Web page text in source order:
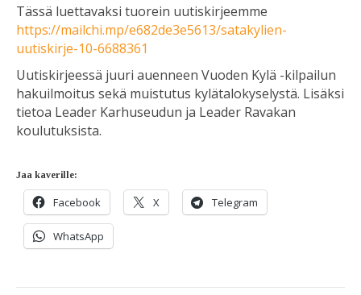
Tässä luettavaksi tuorein uutiskirjeemme
https://mailchi.mp/e682de3e5613/satakylien-
uutiskirje-10-6688361
Uutiskirjeessä juuri auenneen Vuoden Kylä -kilpailun
hakuilmoitus sekä muistutus kylätalokyselystä. Lisäksi
tietoa Leader Karhuseudun ja Leader Ravakan
koulutuksista.
Jaa kaverille:
Facebook X Telegram
WhatsApp